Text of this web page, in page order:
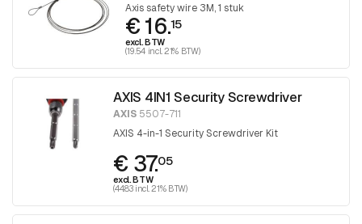
Axis safety wire 3M, 1 stuk
€ 16.15
excl. BTW
(19.54 incl. 21% BTW)
AXIS 4IN1 Security Screwdriver
AXIS 5507-711
AXIS 4-in-1 Security Screwdriver Kit
€ 37.05
excl. BTW
(44.83 incl. 21% BTW)